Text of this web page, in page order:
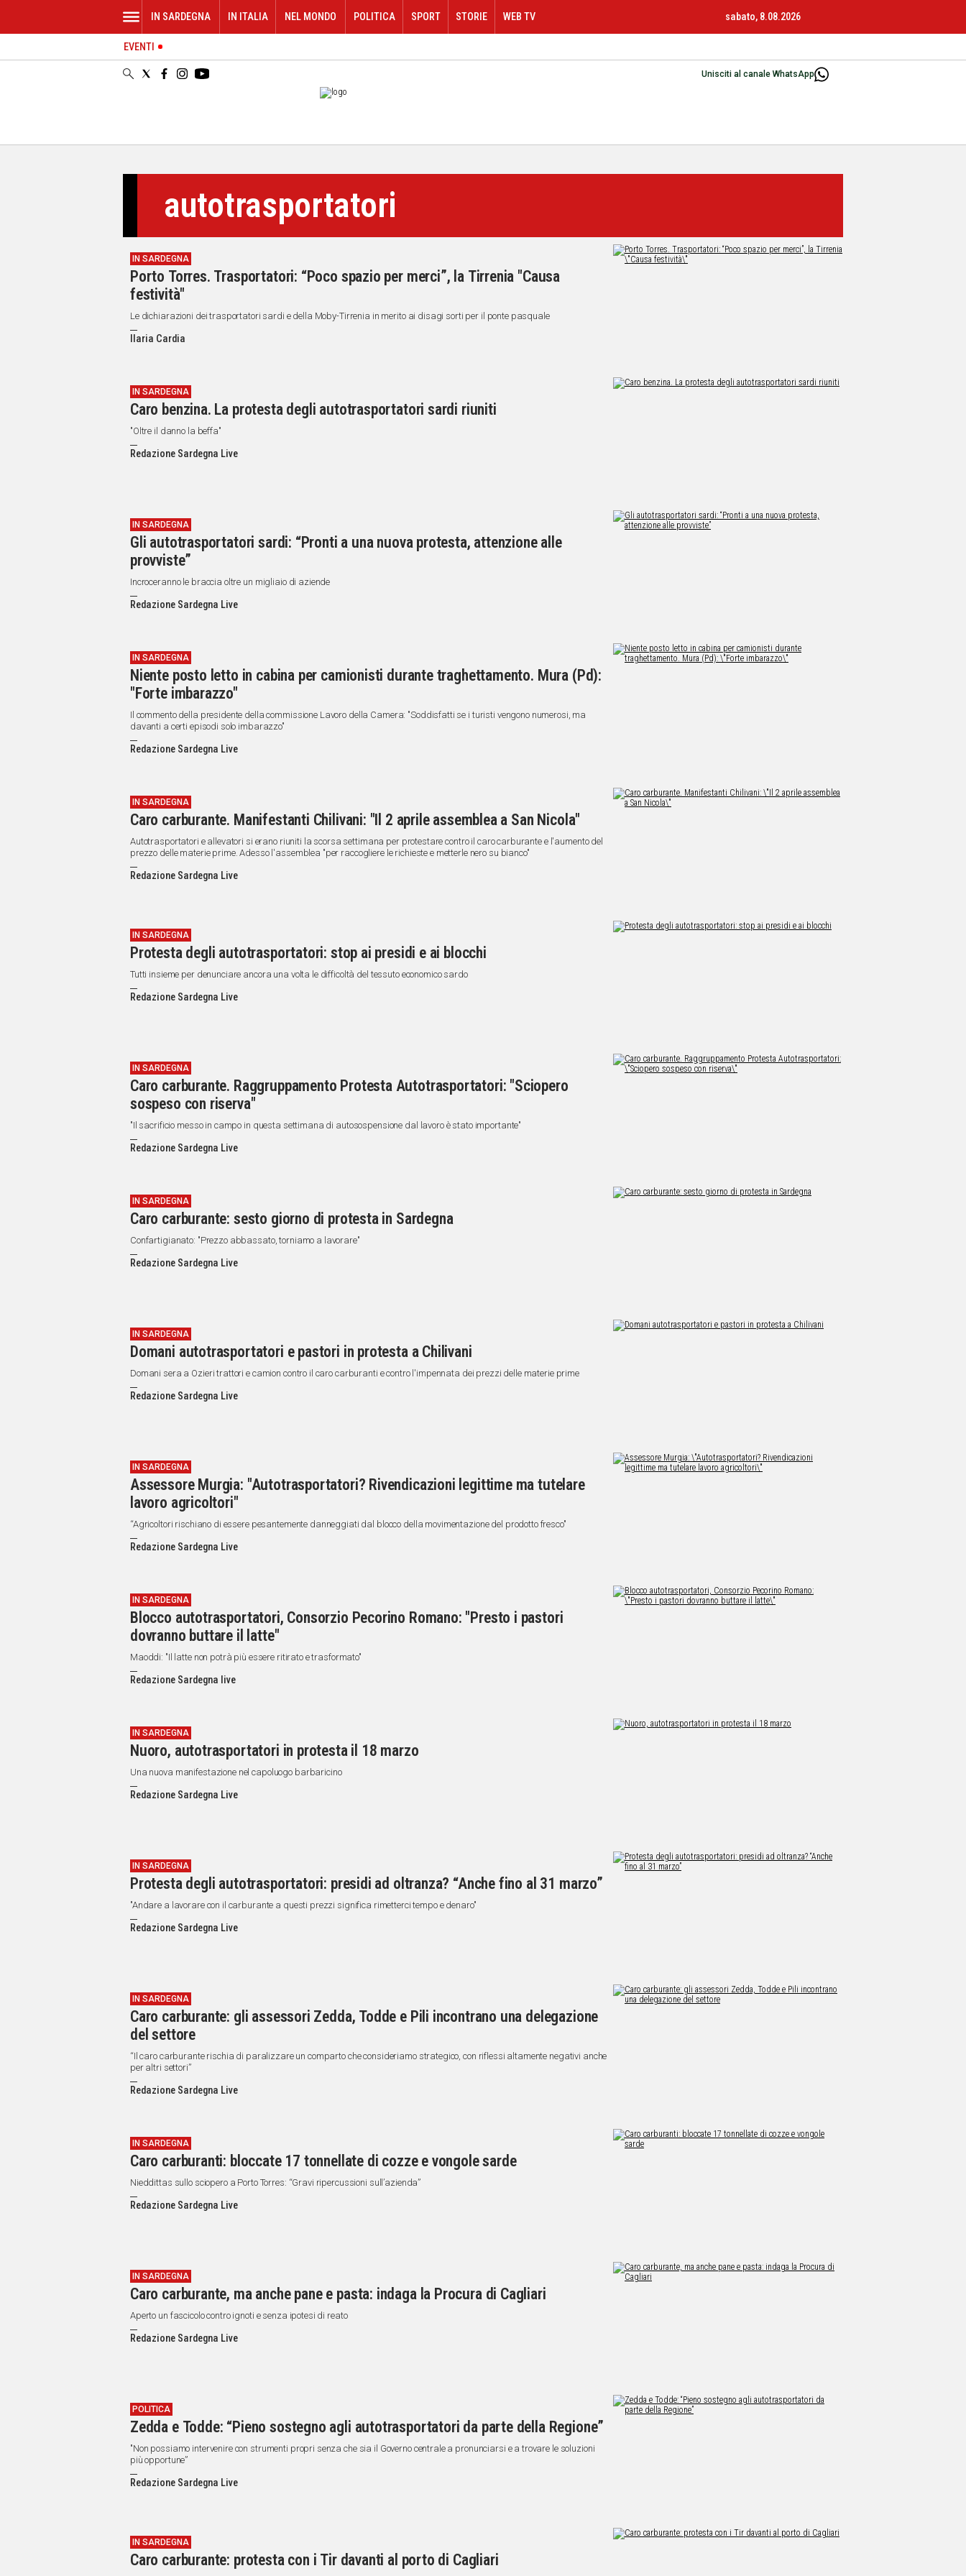
ORISTANO
Unisciti al canale WhatsApp
IN SARDEGNA IN ITALIA NEL MONDO POLITICA SPORT STORIE WEB TV sabato, 8.08.2026
EVENTI
autotrasportatori
IN SARDEGNA
Porto Torres. Trasportatori: “Poco spazio per merci”, la Tirrenia "Causa
festività"
Le dichiarazioni dei trasportatori sardi e della Moby-Tirrenia in merito ai disagi sorti per il ponte pasquale
Ilaria Cardia
IN SARDEGNA
Caro benzina. La protesta degli autotrasportatori sardi riuniti
"Oltre il danno la beffa"
Redazione Sardegna Live
IN SARDEGNA
Gli autotrasportatori sardi: “Pronti a una nuova protesta, attenzione alle
provviste”
Incroceranno le braccia oltre un migliaio di aziende
Redazione Sardegna Live
IN SARDEGNA
Niente posto letto in cabina per camionisti durante traghettamento. Mura (Pd):
"Forte imbarazzo"
Il commento della presidente della commissione Lavoro della Camera: "Soddisfatti se i turisti vengono numerosi, ma
davanti a certi episodi solo imbarazzo"
Redazione Sardegna Live
IN SARDEGNA
Caro carburante. Manifestanti Chilivani: "Il 2 aprile assemblea a San Nicola"
Autotrasportatori e allevatori si erano riuniti la scorsa settimana per protestare contro il caro carburante e l'aumento del
prezzo delle materie prime. Adesso l'assemblea "per raccogliere le richieste e metterle nero su bianco"
Redazione Sardegna Live
IN SARDEGNA
Protesta degli autotrasportatori: stop ai presidi e ai blocchi
Tutti insieme per denunciare ancora una volta le difficoltà del tessuto economico sardo
Redazione Sardegna Live
IN SARDEGNA
Caro carburante. Raggruppamento Protesta Autotrasportatori: "Sciopero
sospeso con riserva"
"Il sacrificio messo in campo in questa settimana di autosospensione dal lavoro è stato importante"
Redazione Sardegna Live
IN SARDEGNA
Caro carburante: sesto giorno di protesta in Sardegna
Confartigianato: "Prezzo abbassato, torniamo a lavorare"
Redazione Sardegna Live
IN SARDEGNA
Domani autotrasportatori e pastori in protesta a Chilivani
Domani sera a Ozieri trattori e camion contro il caro carburanti e contro l'impennata dei prezzi delle materie prime
Redazione Sardegna Live
IN SARDEGNA
Assessore Murgia: "Autotrasportatori? Rivendicazioni legittime ma tutelare
lavoro agricoltori"
“Agricoltori rischiano di essere pesantemente danneggiati dal blocco della movimentazione del prodotto fresco"
Redazione Sardegna Live
IN SARDEGNA
Blocco autotrasportatori, Consorzio Pecorino Romano: "Presto i pastori
dovranno buttare il latte"
Maoddi: "Il latte non potrà più essere ritirato e trasformato"
Redazione Sardegna live
IN SARDEGNA
Nuoro, autotrasportatori in protesta il 18 marzo
Una nuova manifestazione nel capoluogo barbaricino
Redazione Sardegna Live
IN SARDEGNA
Protesta degli autotrasportatori: presidi ad oltranza? “Anche fino al 31 marzo”
"Andare a lavorare con il carburante a questi prezzi significa rimetterci tempo e denaro"
Redazione Sardegna Live
IN SARDEGNA
Caro carburante: gli assessori Zedda, Todde e Pili incontrano una delegazione
del settore
“Il caro carburante rischia di paralizzare un comparto che consideriamo strategico, con riflessi altamente negativi anche
per altri settori”
Redazione Sardegna Live
IN SARDEGNA
Caro carburanti: bloccate 17 tonnellate di cozze e vongole sarde
Nieddittas sullo sciopero a Porto Torres: “Gravi ripercussioni sull’azienda”
Redazione Sardegna Live
IN SARDEGNA
Caro carburante, ma anche pane e pasta: indaga la Procura di Cagliari
Aperto un fascicolo contro ignoti e senza ipotesi di reato
Redazione Sardegna Live
POLITICA
Zedda e Todde: “Pieno sostegno agli autotrasportatori da parte della Regione”
"Non possiamo intervenire con strumenti propri senza che sia il Governo centrale a pronunciarsi e a trovare le soluzioni
più opportune”
Redazione Sardegna Live
IN SARDEGNA
Caro carburante: protesta con i Tir davanti al porto di Cagliari